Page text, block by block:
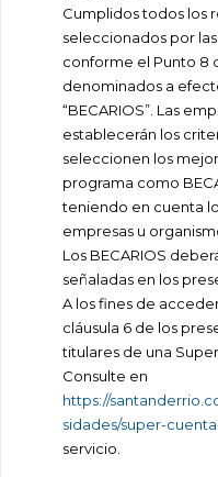
Cumplidos todos los
seleccionados por
conforme el Punto 8
denominados a
“BECARIOS”. Las
establecerán los
seleccionen los
programa como
teniendo en cuenta
empresas u
Los BECARIOS
señaladas en los
A los fines de
cláusula 6 de los
titulares de una
Consulte en
https://
sidades/super-
servicio.